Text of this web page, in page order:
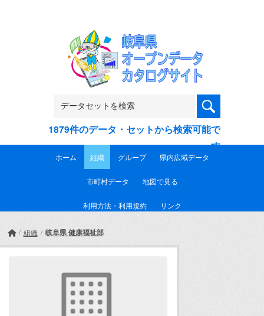
1879件のデータ・セットから検索可能で
す
ホーム 組織 グループ 県内広域データ
市町村データ 地図で見る
利用方法・利用規約 リンク
組織 岐阜県 健康福祉部